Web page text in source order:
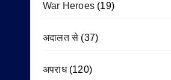
War Heroes (19)
अदालत से (37)
अपराध(120)